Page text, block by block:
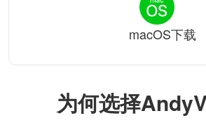
为何选择
macOS下载